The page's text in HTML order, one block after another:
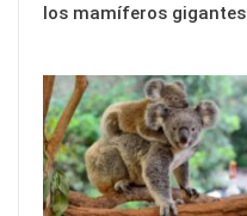
los mamíferos gigantes